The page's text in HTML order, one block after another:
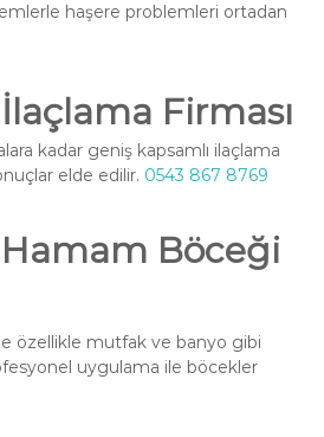
haşere problemleri ortadan
Firması
kadar geniş kapsamlı ilaçlama
elde edilir. 0543 867 8769
Böceği
özellikle mutfak ve banyo gibi
uygulama ile böcekler